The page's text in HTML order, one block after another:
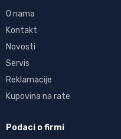
O nama
Kontakt
Novosti
Servis
Reklamacije
Kupovina na rate
Podaci o firmi